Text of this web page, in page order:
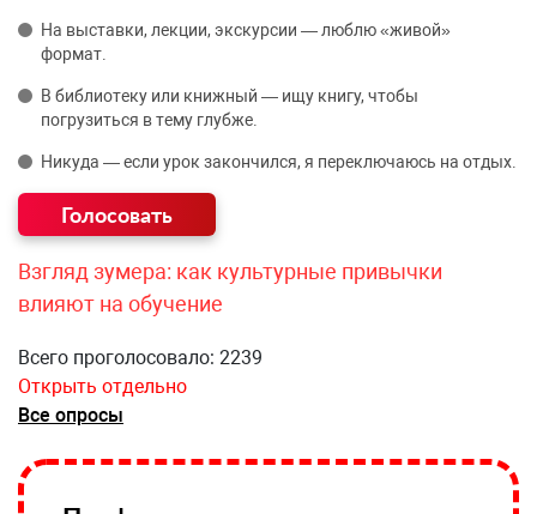
На выставки, лекции, экскурсии — люблю «живой»
формат.
В библиотеку или книжный — ищу книгу, чтобы
погрузиться в тему глубже.
Никуда — если урок закончился, я переключаюсь на отдых.
Взгляд зумера: как культурные привычки
влияют на обучение
Всего проголосовало: 2239
Открыть отдельно
Все опросы